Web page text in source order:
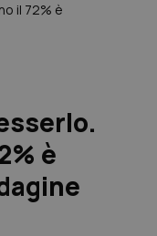
il 72% è
è